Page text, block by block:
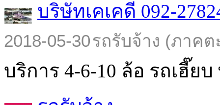
บริษัทเคเคดี 092-
2018-05-30รถรับจ้าง (ภาคต
บริการ 4-6-10 ล้อ รถเฮี๊ยบ